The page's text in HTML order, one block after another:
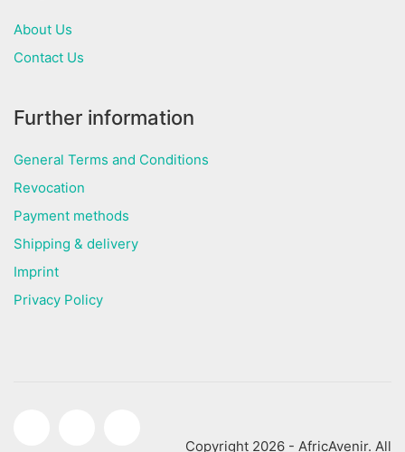
About Us
Contact Us
Further information
General Terms and Conditions
Revocation
Payment methods
Shipping & delivery
Imprint
Privacy Policy
Copyright 2026 - AfricAvenir. All